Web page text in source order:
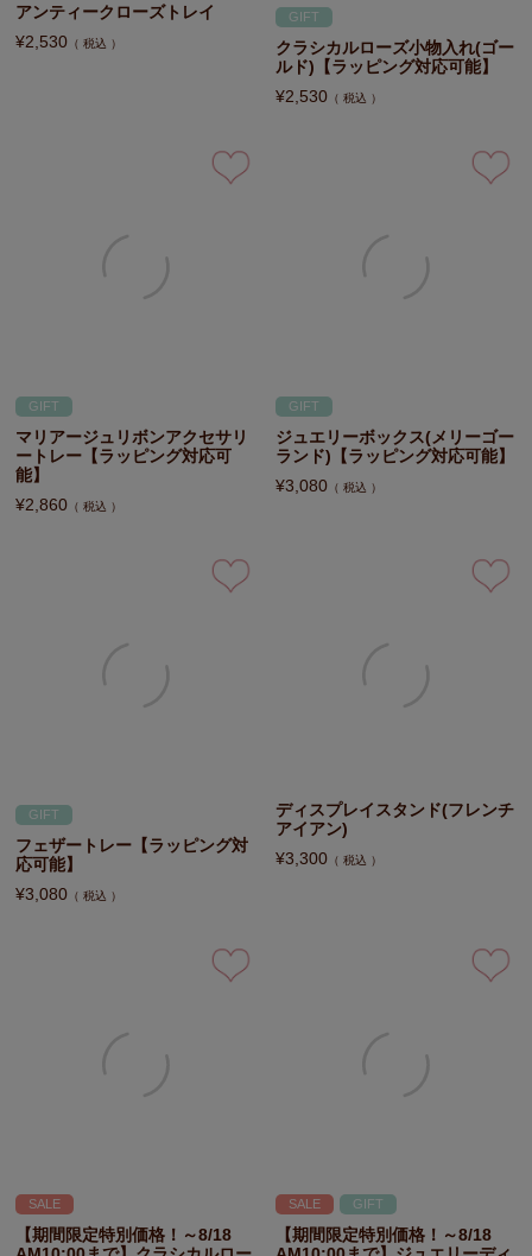
アンティークローズトレイ
¥2,530 税込
GIFT
クラシカルローズ小物入れ(ゴー
ルド)【ラッピング対応可能】
¥2,530 税込
GIFT
マリアージュリボンアクセサリ
ートレー【ラッピング対応可
能】
¥2,860 税込
GIFT
ジュエリーボックス(メリーゴー
ランド)【ラッピング対応可能】
¥3,080 税込
GIFT
フェザートレー【ラッピング対
応可能】
¥3,080 税込
ディスプレイスタンド(フレンチ
アイアン)
¥3,300 税込
SALE
【期間限定特別価格！～8/18
SALE GIFT
【期間限定特別価格！～8/18